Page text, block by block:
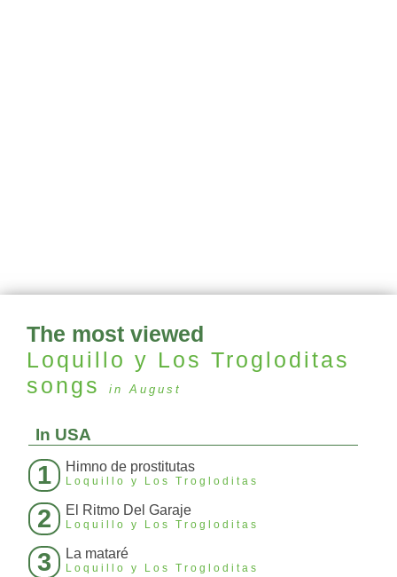
The most viewed
Loquillo y Los Trogloditas
songs
in August
In USA
1 Himno de prostitutas
Loquillo y Los Trogloditas
2 El Ritmo Del Garaje
Loquillo y Los Trogloditas
3 La mataré
Loquillo y Los Trogloditas